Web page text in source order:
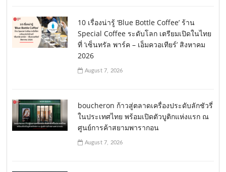
10 เรื่องน่ารู้ ‘Blue Bottle Coffee’ ร้าน
Special Coffee ระดับโลก เตรียมเปิดในไทย
ที่ ‘เซ็นทรัล พาร์ค – เอ็มควอเทียร์’ สิงหาคม
2026
August 7, 2026
boucheron ก้าวสู่ตลาดเครื่องประดับลักชัวรี่
ในประเทศไทย พร้อมเปิดตัวบูติกแห่งแรก ณ
ศูนย์การค้าสยามพารากอน
August 7, 2026